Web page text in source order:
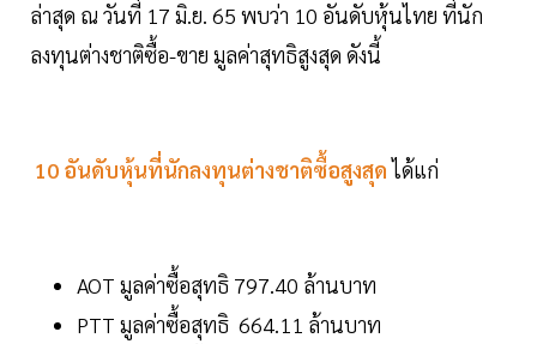
ล่าสุด ณ วันที่ 17 มิ.ย. 65 พบว่า 10 อันดับหุ้นไทย ที่นัก
ลงทุนต่างชาติซื้อ-ขาย มูลค่าสุทธิสูงสุด ดังนี้
10 อันดับหุ้นที่นักลงทุนต่างชาติซื้อสูงสุดได้แก่
AOT มูลค่าซื้อสุทธิ 797.40 ล้านบาท
PTT มูลค่าซื้อสุทธิ 664.11 ล้านบาท